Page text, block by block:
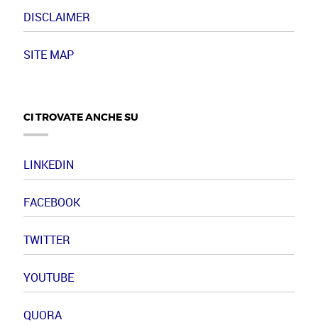
DISCLAIMER
SITE MAP
CI TROVATE ANCHE SU
LINKEDIN
FACEBOOK
TWITTER
YOUTUBE
QUORA